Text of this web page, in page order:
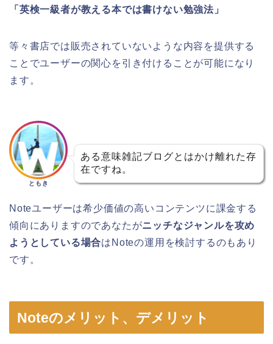
「英検一級者が教える本では書けない勉強法」
等々書店では販売されていないような内容を提供する
ことでユーザーの関心を引き付けることが可能になり
ます。
ともき
ある意味雑記ブログとはかけ離れた存
在ですね。
Noteユーザーは希少価値の高いコンテンツに課金する
傾向にありますのであなたがニッチなジャンルを攻め
ようとしている場合はNoteの運用を検討するのもあり
です。
Noteのメリット、デメリット